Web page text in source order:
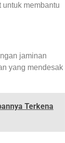
membantu
jaminan
yang mendesak
Terkena